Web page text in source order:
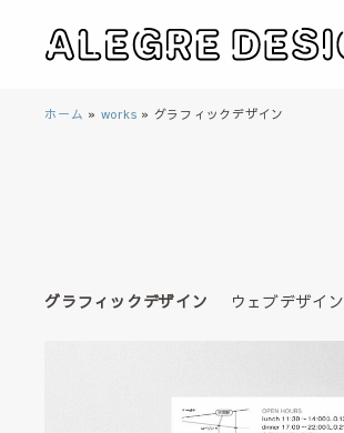
ホーム » works » グラフィックデザイン
グラフィックデザイン ウェブデザイン